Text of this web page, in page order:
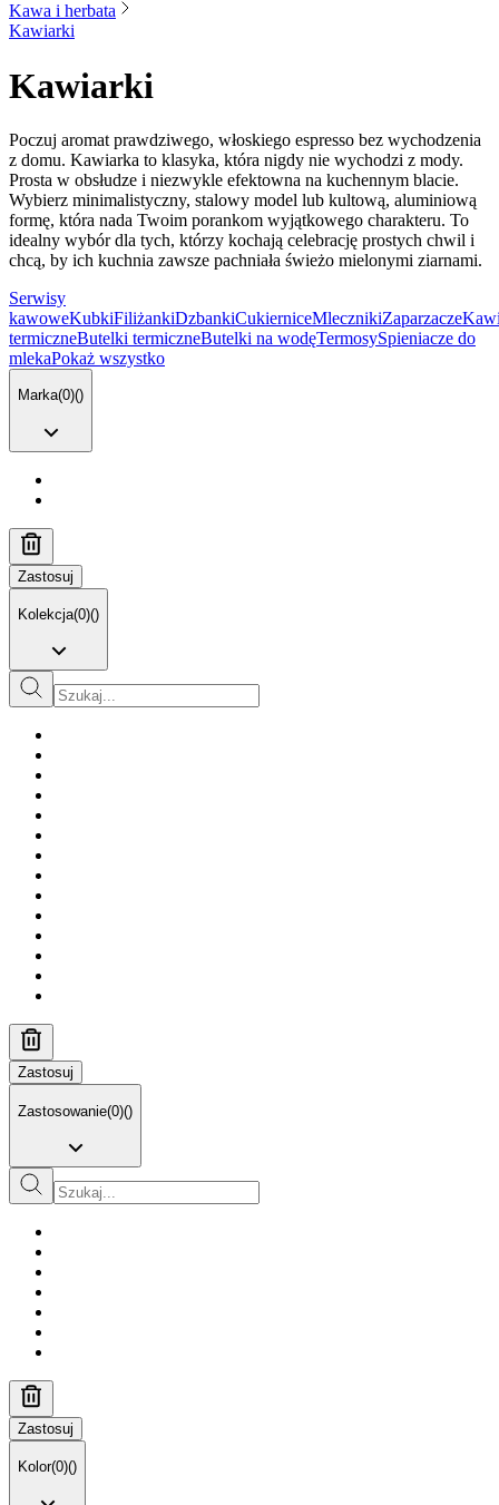
Kawa i herbata
Kawiarki
Kawiarki
Poczuj aromat prawdziwego, włoskiego espresso bez wychodzenia
z domu. Kawiarka to klasyka, która nigdy nie wychodzi z mody.
Prosta w obsłudze i niezwykle efektowna na kuchennym blacie.
Wybierz minimalistyczny, stalowy model lub kultową, aluminiową
formę, która nada Twoim porankom wyjątkowego charakteru. To
idealny wybór dla tych, którzy kochają celebrację prostych chwil i
chcą, by ich kuchnia zawsze pachniała świeżo mielonymi ziarnami.
Serwisy
kawoweKubkiFiliżankiDzbankiCukierniceMlecznikiZaparzacze
termiczneButelki termiczneButelki na wodęTermosySpieniacze do
mlekaPokaż wszystko
Marka(0)()
Zastosuj
Kolekcja(0)()
Zastosuj
Zastosowanie(0)()
Zastosuj
Kolor(0)()